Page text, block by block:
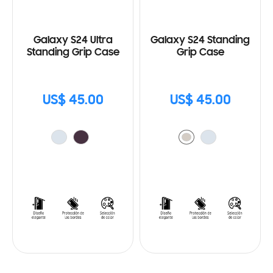
Galaxy S24 Ultra
Standing Grip Case
US$ 45.00
Galaxy S24 Standing
Grip Case
US$ 45.00